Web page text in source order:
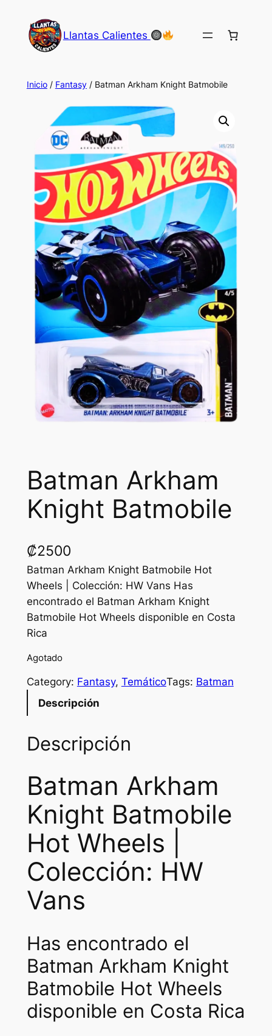
contenido
Llantas Calientes
Inicio/ Fantasy/ Batman Arkham Knight Batmobile
Batman Arkham
Knight Batmobile
₡2500
Batman Arkham Knight Batmobile Hot
Wheels | Colección: HW Vans Has
encontrado el Batman Arkham Knight
Batmobile Hot Wheels disponible en Costa
Rica
Agotado
Category: Fantasy, TemáticoTags: Batman
Descripción
Descripción
Batman Arkham
Knight Batmobile
Hot Wheels |
Colección: HW
Vans
Has encontrado el
Batman Arkham Knight
Batmobile Hot Wheels
disponible en Costa Rica